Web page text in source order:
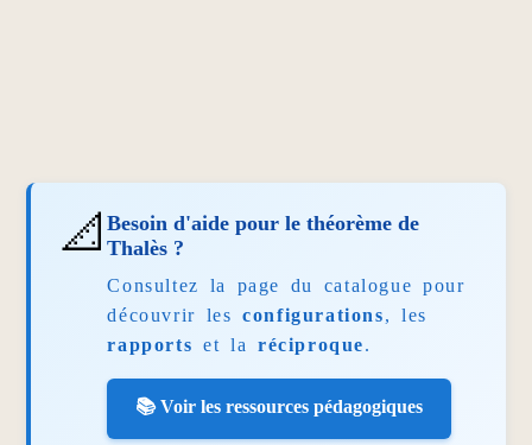
📐Besoin d'aide pour le théorème de
Thalès ?
Consultez la page du catalogue pour
découvrir lesconfigurations, les
rapports et laréciproque.
📚 Voir les ressources pédagogiques